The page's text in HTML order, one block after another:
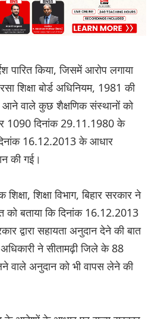
पारित किया, जिसमें आरोप लगाया
शिक्षा बोर्ड अधिनियम, 1981 की
आने वाले कुछ शैक्षणिक संस्थानों को
1090 दिनांक 29.11.1980 के
16.12.2013 के आधार
की गई।
शिक्षा विभाग, बिहार सरकार ने
बताया कि दिनांक 16.12.2013
द्वारा सहायता अनुदान देने की बात
ने सीतामढ़ी जिले के 88
वाले अनुदान को भी वापस लेने की